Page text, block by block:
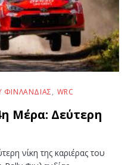
ΦΙΝΛΑΝΔΊΑΣ WRC
Μέρα: Δεύτερη
νίκη της καριέρας του